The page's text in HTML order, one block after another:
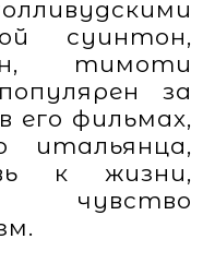
суинтон,
тимоти
за
его фильмах,
итальянца,
к жизни,
чувство